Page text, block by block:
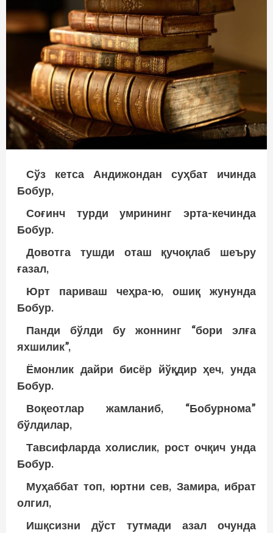
Сўз кетса Андижондан суҳбат ичинда
Бобур,
Соғинч турди умрининг эрта-кечинда
Бобур.
Довотга тушди оташ қучоқлаб шеъру
ғазал,
Юрт париваш чеҳра-ю, ошиқ жунунда
Бобур.
Панди бўлди бу жоннинг “бори элға
яхшилик”,
Ёмонлик дайри бисёр йўқдир ҳеч, унда
Бобур.
Воқеотлар жамланиб, “Бобурнома”
бўлдилар,
Тавсифларда холислик, рост очқич унда
Бобур.
Муҳаббат топ, юртни сев, Замира, ибрат
олгил,
Ишқсизни дўст тутмади азал очунда